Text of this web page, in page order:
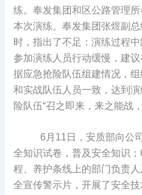
练。奉发集团和区公路管理
本次演练。奉发集团张煜副
时，指出了不足：演练过程
参加演练人员行动缓慢，建
据应急抢险队伍组建情况，
和实战队伍人员一致，达到
险队伍“召之即来，来之能战
6月11日，安质部向公
全知识试卷，普及安全知识
程、养护条线上的部门负责
全宣传警示片，开展了安全